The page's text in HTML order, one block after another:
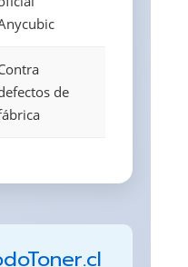
de